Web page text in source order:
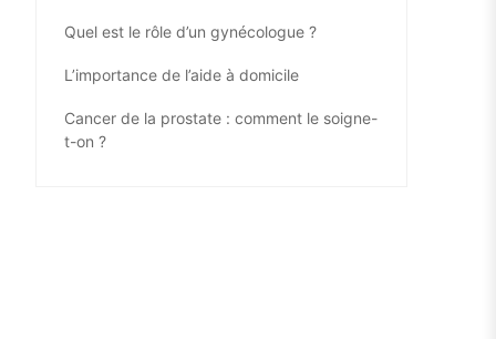
Quel est le rôle d’un gynécologue ?
L’importance de l’aide à domicile
Cancer de la prostate : comment le soigne-
t-on ?